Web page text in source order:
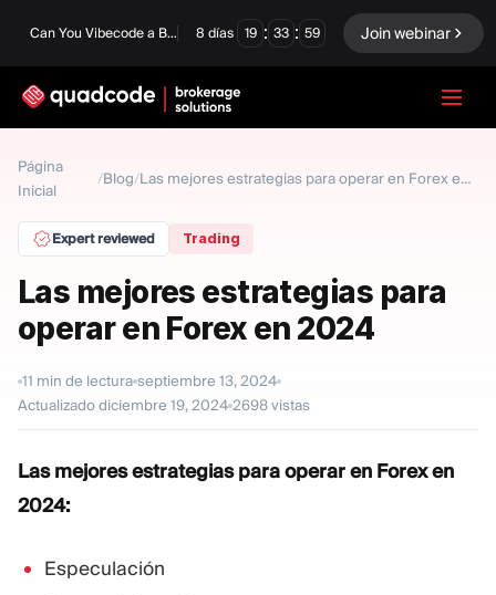
Can You Vibecode a Brokerage Platform? 8 días 19 : 33 : 58 Join webinar
Página
Inicial
/
Blog / Las mejores estrategias para operar en Forex en 2024
Expert reviewed Trading
Las mejores estrategias para
operar en Forex en 2024
11 min de lectura septiembre 13, 2024
Actualizadodiciembre 19, 2024 2698vistas
Las mejores estrategias para operar en Forex en
2024:
Especulación
Solución Llave En Mano
Forex / CFD
Una Prop Firm
Opciones Binarias
compensación
MÓDULOS